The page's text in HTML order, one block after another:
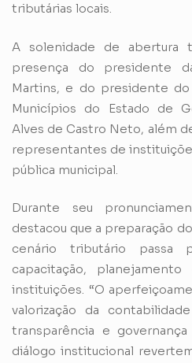
tributárias locais.
A solenidade de abertura
presença do presidente
Martins, e do presidente
Municípios do Estado de
Alves de Castro Neto, além
representantes de
pública municipal.
Durante seu
destacou que a preparação
cenário tributário passa
capacitação,
instituições. “O
valorização da
transparência e
diálogo institucional